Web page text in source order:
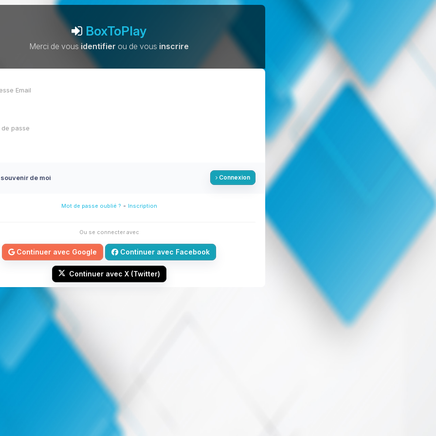
BoxToPlay
Merci de vousidentifier ou de vous inscrire
de moi Connexion
Mot de passe oublié ? - Inscription
Ou se connecter avec
Continuer avec Google Continuer avec Facebook
Continuer avec X (Twitter)